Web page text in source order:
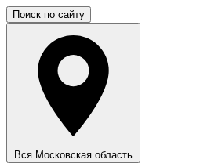
Поиск по сайту
Вся Московская область